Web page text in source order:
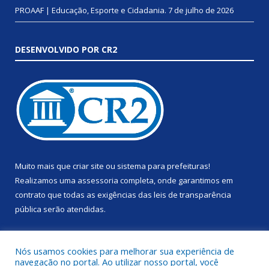
PROAAF | Educação, Esporte e Cidadania. 7 de julho de 2026
DESENVOLVIDO POR CR2
Muito mais que criar site ou sistema para prefeituras!
Realizamos uma assessoria completa, onde garantimos em
contrato que todas as exigências das leis de transparência
pública serão atendidas.
Nós usamos cookies para melhorar sua experiência de
navegação no portal. Ao utilizar nosso portal, você